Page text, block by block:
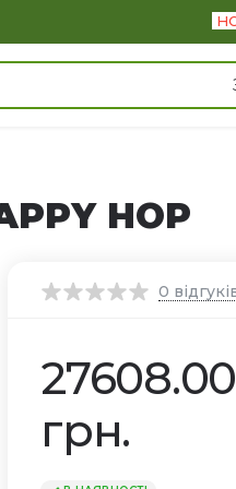
HOP
0
27608.00
грн.